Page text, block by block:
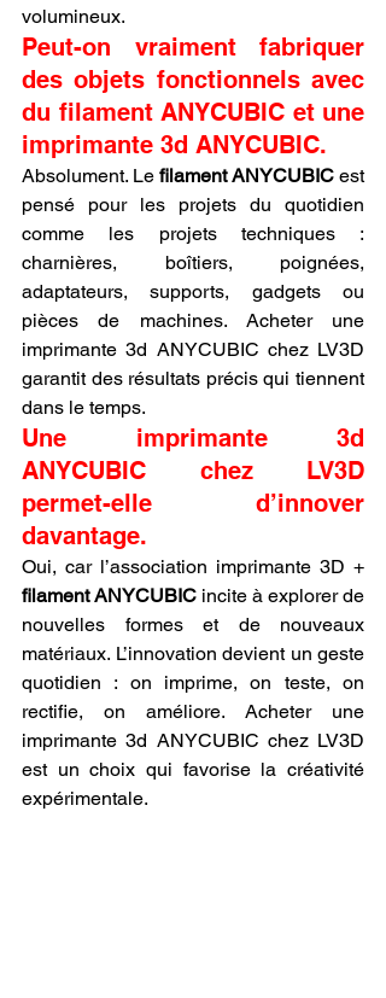
volumineux.
Peut-on vraiment fabriquer
des objets fonctionnels avec
du filament ANYCUBIC et une
imprimante 3d ANYCUBIC.
Absolument. Le filament ANYCUBIC est
pensé pour les projets du quotidien
comme les projets techniques :
charnières, boîtiers, poignées,
adaptateurs, supports, gadgets ou
pièces de machines. Acheter une
imprimante 3d ANYCUBIC chez LV3D
garantit des résultats précis qui tiennent
dans le temps.
Une imprimante 3d
ANYCUBIC chez LV3D
permet-elle d’innover
davantage.
filament ANYCUBIC incite à explorer de
nouvelles formes et de nouveaux
matériaux. L’innovation devient un geste
quotidien : on imprime, on teste, on
rectifie, on améliore. Acheter une
imprimante 3d ANYCUBIC chez LV3D
est un choix qui favorise la créativité
expérimentale.